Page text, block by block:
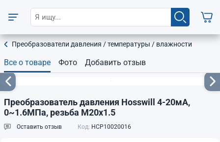
Преобразователи давления / температуры / влажности
Все о товаре Фото Добавить отзыв
Преобразователь давления Hosswill 4-20мА,
0~1.6МПа, резьба М20х1.5
Оставить отзыв Код: HCP10020016